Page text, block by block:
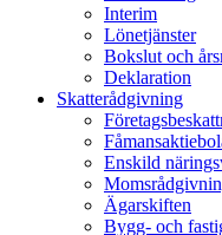
Interim
Lönetjänster
Bokslut och
Deklaration
Skatterådgivning
Enskild
Ägarskiften
Bygg- och